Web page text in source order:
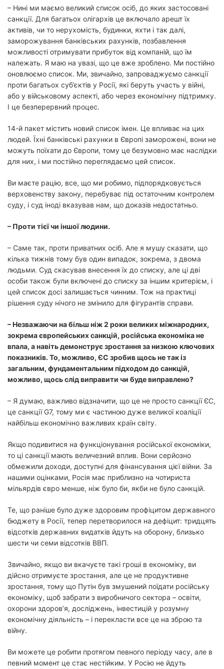
– Нині ми маємо великий список осіб, до яких застосовані
санкції. Для багатьох олігархів це включало арешт їх
активів, чи то нерухомість, будинки, яхти і так далі,
заморожування банківських рахунків, позбавлення
можливості отримувати прибуток від компаній, що їм
належать. Я маю на увазі, що це вже зроблено. Ми постійно
оновлюємо список. Ми, звичайно, запроваджуємо санкції
проти багатьох суб’єктів у Росії, які беруть участь у війні,
або у військовому аспекті, або через економічну підтримку.
І це безперервний процес.
14-й пакет містить новий список імен. Це впливає на цих
людей. Їхні банківські рахунки в Європі заморожені, вони не
можуть поїхати до Європи, тому це безумовно має наслідки
для них, і ми постійно переглядаємо цей список.
Ви маєте рацію, все, що ми робимо, підпорядковується
верховенству закону, перебуває під остаточним контролем
суду, і суд іноді вказував нам, що доказів недостатньо.
– Проти тієї чи іншої людини.
– Саме так, проти приватних осіб. Але я мушу сказати, що
кілька тижнів тому був один випадок, зокрема, з двома
людьми. Суд скасував внесення їх до списку, але ці дві
особи також були включені до списку за іншим критерієм, і
цей список досі залишається чинним. Тож на практиці
рішення суду нічого не змінило для фігурантів справи.
– Незважаючи на більш ніж 2 роки великих міжнародних,
зокрема європейських санкцій, російська економіка не
впала, а навіть демонструє зростання за низкою ключових
показників. То, можливо, ЄС зробив щось не так із
загальним, фундаментальним підходом до санкцій,
можливо, щось слід виправити чи буде виправлено?
– Я думаю, важливо відзначити, що це не просто санкції ЄС,
це санкції G7, тому ми є частиною дуже великої коаліції
найбільш економічно важливих країн світу.
Якщо подивитися на функціонування російської економіки,
то ці санкції мають величезний вплив. Вони серйозно
обмежили доходи, доступні для фінансування цієї війни. За
нашими оцінками, Росія має приблизно на чотириста
мільярдів євро менше, ніж було би, якби не було санкцій.
Те, що раніше було дуже здоровим профіцитом державного
бюджету в Росії, тепер перетворилося на дефіцит: тридцять
відсотків державних видатків йдуть на оборону, близько
шести чи семи відсотків ВВП.
Звичайно, якщо ви вкачуєте такі гроші в економіку, ви
дійсно отримуєте зростання, але це не продуктивне
зростання, тому що Путін був змушений поїдати російську
економіку, щоб забрати з виробничого сектора – освіти,
охорони здоров’я, досліджень, інвестицій у розумну
економічну діяльність – і перекласти все це на зброю та
війну.
Ви можете це робити протягом певного періоду часу, але в
певний момент це стає нестійким. У Росію не йдуть